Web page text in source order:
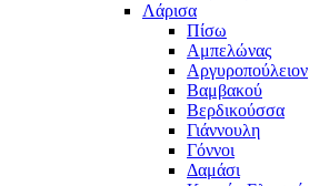
Λάρισα
Πίσω
Αμπελώνας
Αργυροπούλειον
Βαμβακού
Βερδικούσσα
Γιάννουλη
Γόννοι
Δαμάσι